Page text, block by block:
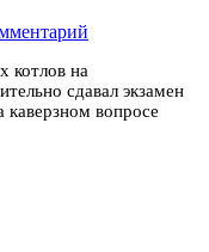
котлов на
сдавал экзамен
вопросе